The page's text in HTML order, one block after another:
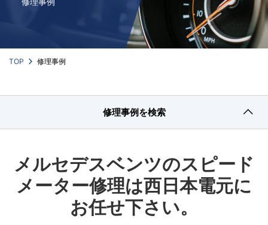
TOP 修理事例
修理事例を検索
メルセデスベンツのスピード
メーター修理は西日本電元に
お任せ下さい。